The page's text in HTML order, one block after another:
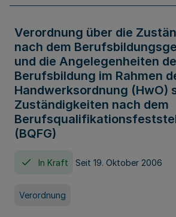
Verordnung über die
nach dem
und die Angelegenheiten
Berufsbildung im Rahmen
Handwerksordnung (HwO)
Zuständigkeiten nach dem
(BQFG)
In Kraft Seit 19. Oktober 2006
Verordnung